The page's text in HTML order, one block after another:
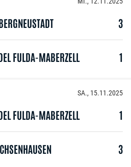
3
FULDA-MABERZELL 1
SA., 15.11.2025
FULDA-MABERZELL 1
3